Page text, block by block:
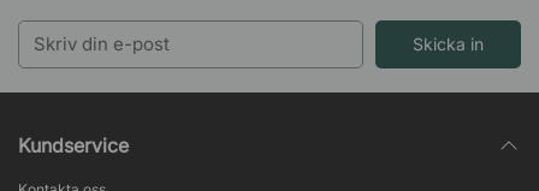
Skicka in
Kundservice